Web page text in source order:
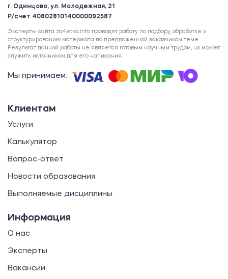
г. Одинцово, ул. Молодежная, 21
Р/счет 40802810140000092587
Эксперты сайта za4etka.info проводят работу по подбору, обработке и
структурированию материала по предложенной заказчиком теме.
Результат данной работы не является готовым научным трудом, но может
служить источником для его написания.
Мы принимаем:
Клиентам
Услуги
Калькулятор
Вопрос-ответ
Новости образования
Выполняемые дисциплины
Информация
О нас
Эксперты
Вакансии